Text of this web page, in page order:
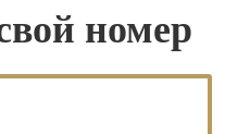
номер